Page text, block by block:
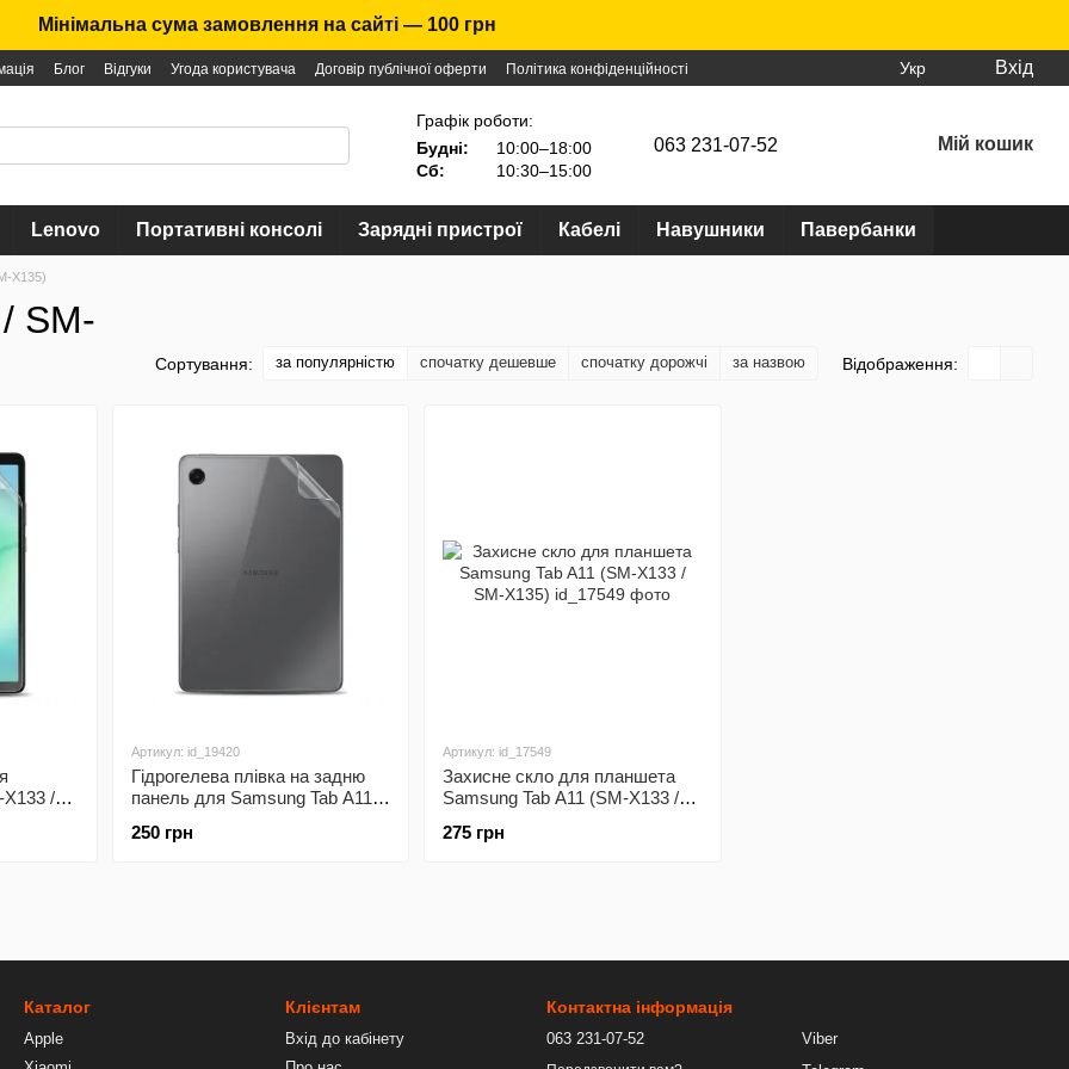
Мінімальна сума замовлення на сайті — 100 грн
Блог Відгуки Угода користувача Договір публічної оферти Політика конфіденційності Укр Вхід
Графік роботи:
Будні:
10:00–18:00
Сб:
10:30–15:00
063 231-07-52 Мій кошик
Lenovo Портативні консолі Зарядні пристрої Кабелі Навушники Павербанки
X135)
SM-
Сортування: за популярністю спочатку дешевше спочатку дорожчі за назвою Відображення:
X133 /
Артикул: id_19420
Гідрогелева плівка на задню
панель для Samsung Tab A11
250 грн
Артикул: id_17549
Захисне скло для планшета
Samsung Tab A11 (SM-X133 /
275 грн
Каталог
Apple
Клієнтам
Вхід до кабінету
Контактна інформація
063 231-07-52
Viber